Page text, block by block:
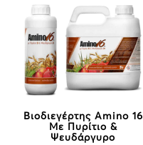
Βιοδιεγέρτης Amino 16
Με Πυρίτιο &
Ψευδάργυρο